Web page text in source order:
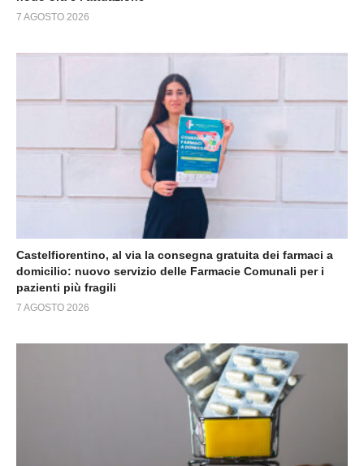
7 AGOSTO 2026
Castelfiorentino, al via la consegna gratuita dei farmaci a
domicilio: nuovo servizio delle Farmacie Comunali per i
pazienti più fragili
7 AGOSTO 2026